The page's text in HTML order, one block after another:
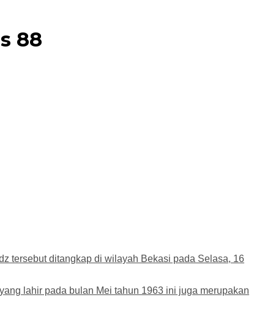
88
tersebut ditangkap di wilayah Bekasi pada Selasa, 16
lahir pada bulan Mei tahun 1963 ini juga merupakan